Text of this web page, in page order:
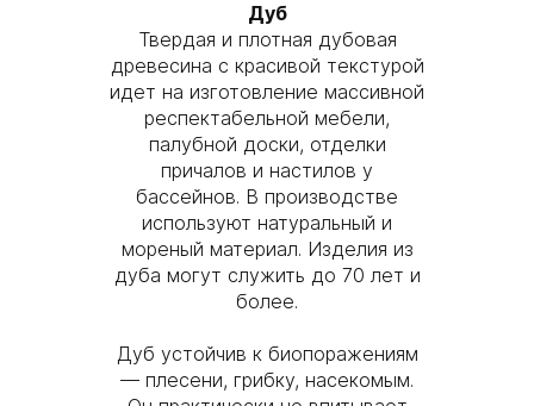
Дуб
Твердая и плотная дубовая
древесина с красивой текстурой
идет на изготовление массивной
респектабельной мебели,
палубной доски, отделки
причалов и настилов у
бассейнов. В производстве
используют натуральный и
мореный материал. Изделия из
дуба могут служить до 70 лет и
более.
Дуб устойчив к биопоражениям
— плесени, грибку, насекомым.